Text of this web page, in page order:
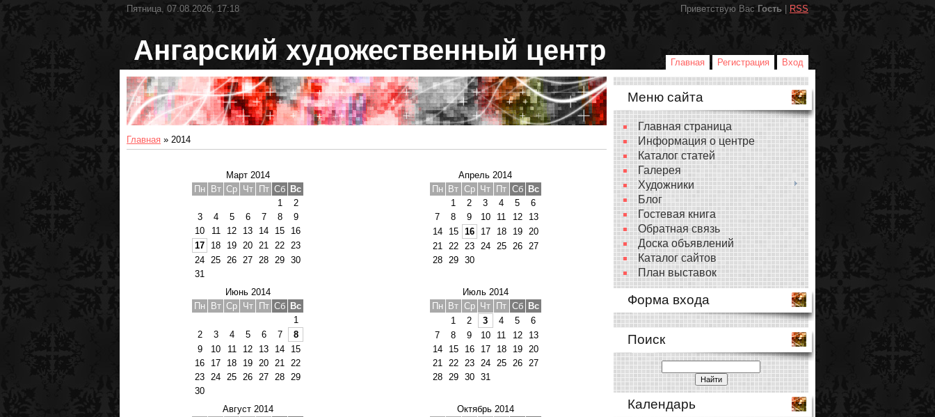
Пятница, 07.08.2026, 17:18 Приветствую Вас Гость RSS
Ангарский художественный центр Главная Регистрация Вход
Главная » 2014
Март 2014
Пн
Вт Ср Чт Пт Сб Вс
1
2
3
4 5 6 7 8
9
10
11 12 13 14 15
16
17
18 19 20 21 22 23
24 25 26 27 28 29 30
31
Апрель 2014
Пн
Вт Ср Чт Пт Сб
Вс
1
2 3 4 5
6
7
8 9 10 11 12
13
14
15 16 17 18 19
20
21
22 23 24 25 26
27
28
29 30
Июнь 2014
Пн
Вт Ср Чт Пт Сб Вс
1
2
3 4 5 6 7
8
9
10 11 12 13 14
15
16
17 18 19 20 21 22
23 24 25 26 27 28 29
30
Июль 2014
Пн
Вт Ср Чт Пт Сб
Вс
1
2 3 4 5
6
7
8 9 10 11 12
13
14
15 16 17 18 19
20
21
22 23 24 25 26
27
28
29 30 31
Август 2014
Октябрь 2014
Меню сайта
Главная страница
Информация о центре
Каталог статей
Галерея
Художники
Блог
Гостевая книга
Обратная связь
Доска объявлений
Каталог сайтов
План выставок
Форма входа
Поиск
Календарь